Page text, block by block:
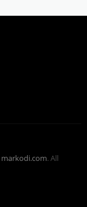
markodi.com. All